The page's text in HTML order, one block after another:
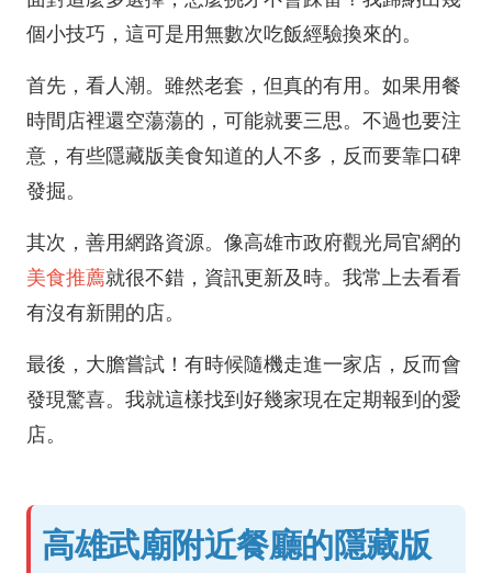
個小技巧，這可是用無數次吃飯經驗換來的。
首先，看人潮。雖然老套，但真的有用。如果用餐
時間店裡還空蕩蕩的，可能就要三思。不過也要注
意，有些隱藏版美食知道的人不多，反而要靠口碑
發掘。
其次，善用網路資源。像高雄市政府觀光局官網的
美食推薦就很不錯，資訊更新及時。我常上去看看
有沒有新開的店。
最後，大膽嘗試！有時候隨機走進一家店，反而會
發現驚喜。我就這樣找到好幾家現在定期報到的愛
店。
高雄武廟附近餐廳的隱藏版